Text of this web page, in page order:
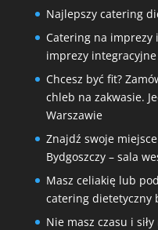
Najlepszy catering
Catering na imprezy
imprezy integracyjne
Chcesz być fit?
chleb na zakwasie.
Warszawie
Znajdź swoje
Bydgoszczy – sala
Masz celiakię lub
catering dietetyczny
Nie masz czasu i